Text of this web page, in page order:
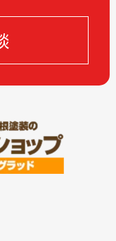
05
03
01
11
07
05
03